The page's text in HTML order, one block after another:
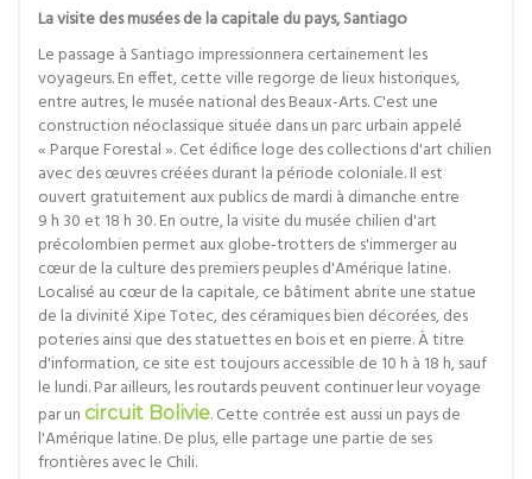
La visite des musées de la capitale du pays, Santiago
Le passage à Santiago impressionnera certainement les
voyageurs. En effet, cette ville regorge de lieux historiques,
entre autres, le musée national des Beaux-Arts. C'est une
construction néoclassique située dans un parc urbain appelé
« Parque Forestal ». Cet édifice loge des collections d'art chilien
avec des œuvres créées durant la période coloniale. Il est
ouvert gratuitement aux publics de mardi à dimanche entre
9 h 30 et 18 h 30. En outre, la visite du musée chilien d'art
précolombien permet aux globe-trotters de s'immerger au
cœur de la culture des premiers peuples d'Amérique latine.
Localisé au cœur de la capitale, ce bâtiment abrite une statue
de la divinité Xipe Totec, des céramiques bien décorées, des
poteries ainsi que des statuettes en bois et en pierre. À titre
d'information, ce site est toujours accessible de 10 h à 18 h, sauf
le lundi. Par ailleurs, les routards peuvent continuer leur voyage
par un circuit Bolivie. Cette contrée est aussi un pays de
l'Amérique latine. De plus, elle partage une partie de ses
frontières avec le Chili.